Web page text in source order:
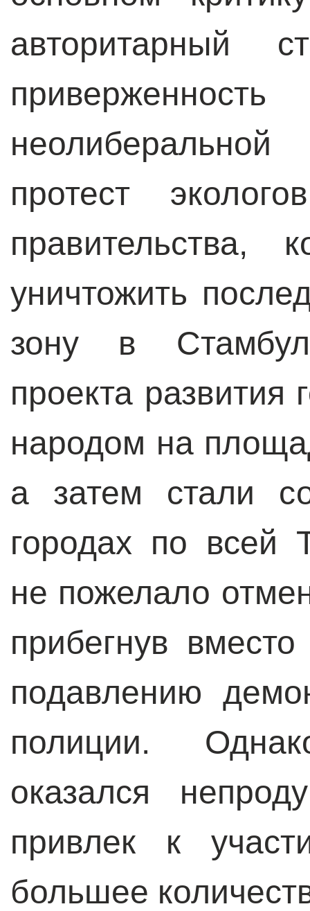
авторитарный
неолиберальной
протест
правительства,
уничтожить
зону в
проекта
народом на
а затем стали
городах по всей
не пожелало
прибегнув
подавлению
полиции.
оказался
привлек к
большее